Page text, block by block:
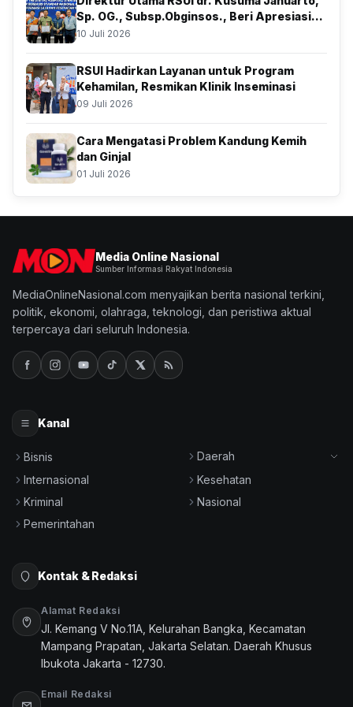
Sp. OG., Subsp.Obginsos., Beri Apresiasi
Atas Kolaborasi Bersama BSSN
10 Juli 2026
RSUI Hadirkan Layanan untuk Program
Kehamilan, Resmikan Klinik Inseminasi
09 Juli 2026
Cara Mengatasi Problem Kandung Kemih
dan Ginjal
01 Juli 2026
Media Online Nasional
Sumber Informasi Rakyat Indonesia
MediaOnlineNasional.com menyajikan berita nasional terkini,
politik, ekonomi, olahraga, teknologi, dan peristiwa aktual
terpercaya dari seluruh Indonesia.
Kanal
Bisnis
Daerah
Internasional
Kesehatan
Kriminal
Nasional
Pemerintahan
Kontak & Redaksi
Alamat Redaksi
Jl. Kemang V No.11A, Kelurahan Bangka, Kecamatan
Mampang Prapatan, Jakarta Selatan. Daerah Khusus
Ibukota Jakarta - 12730.
Email Redaksi